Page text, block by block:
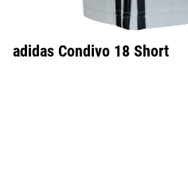
adidas Condivo 18 Short